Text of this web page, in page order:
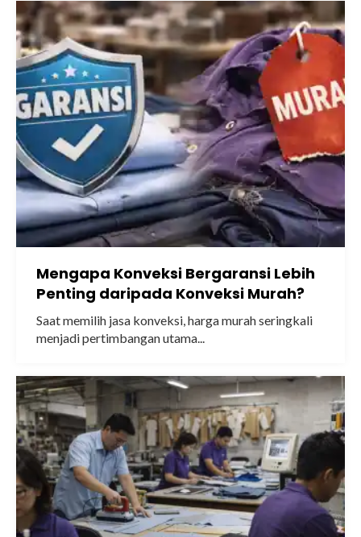
Mengapa Konveksi Bergaransi Lebih
Penting daripada Konveksi Murah?
Saat memilih jasa konveksi, harga murah seringkali
menjadi pertimbangan utama...